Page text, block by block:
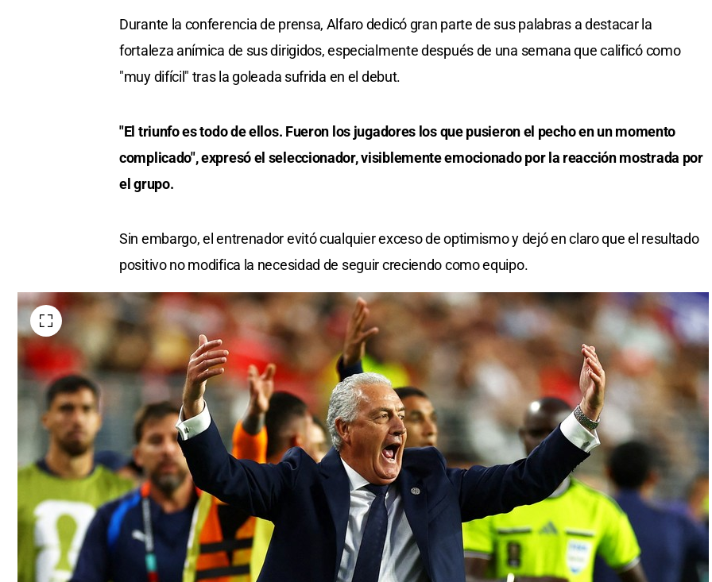
Durante la conferencia de prensa, Alfaro dedicó gran parte de sus palabras a destacar la
fortaleza anímica de sus dirigidos, especialmente después de una semana que calificó como
"muy difícil" tras la goleada sufrida en el debut.
"El triunfo es todo de ellos. Fueron los jugadores los que pusieron el pecho en un momento
complicado", expresó el seleccionador, visiblemente emocionado por la reacción mostrada por
el grupo.
Sin embargo, el entrenador evitó cualquier exceso de optimismo y dejó en claro que el resultado
positivo no modifica la necesidad de seguir creciendo como equipo.